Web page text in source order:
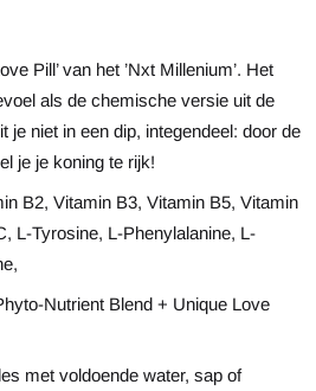
Pill’ van het ’Nxt Millenium’. Het
als de chemische versie uit de
je niet in een dip, integendeel: door de
je je koning te rijk!
B2, Vitamin B3, Vitamin B5, Vitamin
L-Tyrosine, L-Phenylalanine, L-
Nutrient Blend + Unique Love
met voldoende water, sap of